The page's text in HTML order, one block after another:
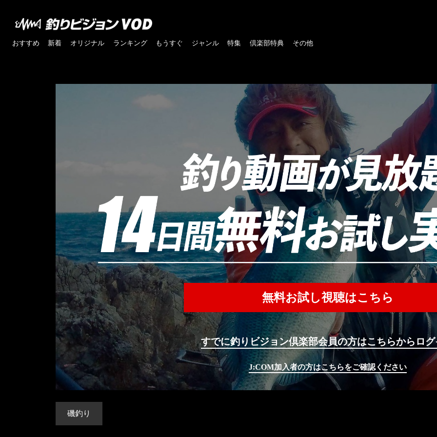
おすすめ 新着 オリジナル ランキング もうすぐ ジャンル 特集 倶楽部特典 その他
無料お試し視聴はこちら
すでに釣りビジョン倶楽部会員の方はこちらからロ
J:COM加入者の方はこちらをご確認ください
磯釣り